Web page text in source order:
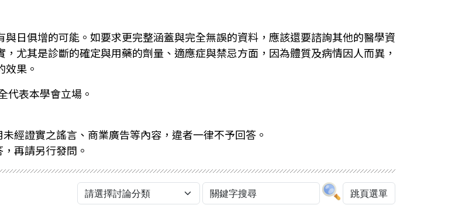
日俱增的可能。如要求更完整涵蓋與完全無誤的資料，應該還要諮詢其他的醫學資
尤其是診斷的確定與用藥的劑量、適應症與禁忌方面，因為體質及病情因人而異，
效果。
代表本學會立場。
經證實之謠言、商業廣告等內容，違者一律不予回答。
再請另行發問。